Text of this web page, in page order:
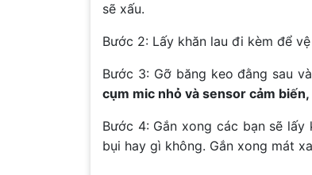
sẽ xấu.
Bước 2: Lấy khăn lau đi kèm để
Bước 3: Gỡ băng keo đằng sau
cụm mic nhỏ và sensor cảm biến,
Bước 4: Gắn xong các bạn sẽ
bụi hay gì không. Gắn xong mát